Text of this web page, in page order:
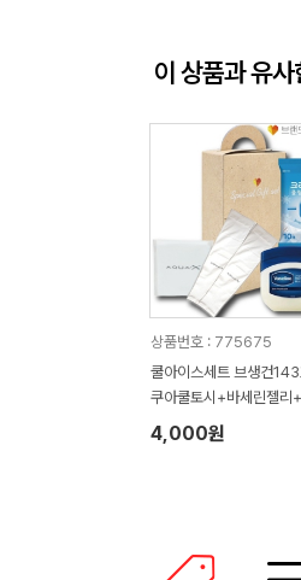
이 상품과 유사
상품번호 : 775675
쿨아이스세트 브생건
쿠아쿨토시+바세린젤리
스 쿨링물티슈)
4,000원